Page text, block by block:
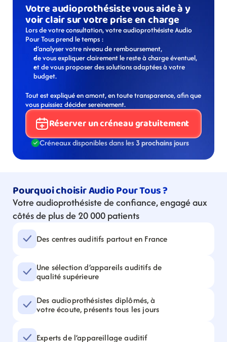
Votre audioprothésiste vous aide à y
voir clair sur votre prise en charge
Lors de votre consultation, votre audioprothésiste Audio
Pour Tous prend le temps :
d’analyser votre niveau de remboursement,
de vous expliquer clairement le reste à charge éventuel,
et de vous proposer des solutions adaptées à votre
budget.
Tout est expliqué en amont, en toute transparence, afin que
vous puissiez décider sereinement.
Réserver un créneau gratuitement
Créneaux disponibles dans les 3 prochains jours
Pourquoi choisir Audio Pour Tous ?
Votre audioprothésiste de confiance, engagé aux
côtés de plus de 20 000 patients
Des centres auditifs partout en France
Une sélection d’appareils auditifs de
qualité supérieure
Des audioprothésistes diplômés, à
votre écoute, présents tous les jours
Experts de l’appareillage auditif